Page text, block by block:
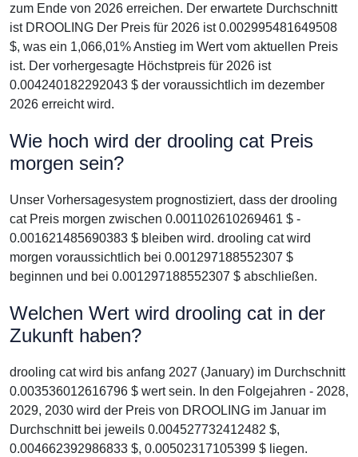
zum Ende von 2026 erreichen. Der erwartete Durchschnitt
ist DROOLING Der Preis für 2026 ist 0.002995481649508
$, was ein 1,066,01% Anstieg im Wert vom aktuellen Preis
ist. Der vorhergesagte Höchstpreis für 2026 ist
0.004240182292043 $ der voraussichtlich im dezember
2026 erreicht wird.
Wie hoch wird der drooling cat Preis
morgen sein?
Unser Vorhersagesystem prognostiziert, dass der drooling
cat Preis morgen zwischen 0.001102610269461 $ -
0.001621485690383 $ bleiben wird. drooling cat wird
morgen voraussichtlich bei 0.001297188552307 $
beginnen und bei 0.001297188552307 $ abschließen.
Welchen Wert wird drooling cat in der
Zukunft haben?
drooling cat wird bis anfang 2027 (January) im Durchschnitt
0.003536012616796 $ wert sein. In den Folgejahren - 2028,
2029, 2030 wird der Preis von DROOLING im Januar im
Durchschnitt bei jeweils 0.004527732412482 $,
0.004662392986833 $, 0.00502317105399 $ liegen.